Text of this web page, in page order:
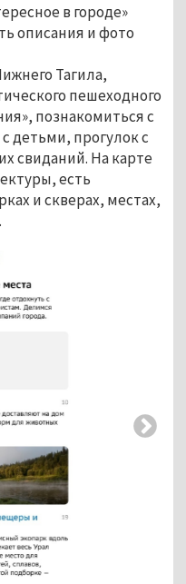
в городе»
описания и фото
Тагила,
пешеходного
познакомиться с
детьми, прогулок с
свиданий. На карте
есть
и скверах, местах,